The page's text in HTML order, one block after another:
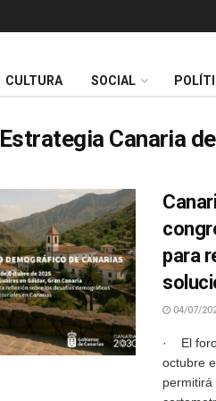
CULTURA SOCIAL
Estrategia Canaria
para
04/07/
· El
octubre
permitirá